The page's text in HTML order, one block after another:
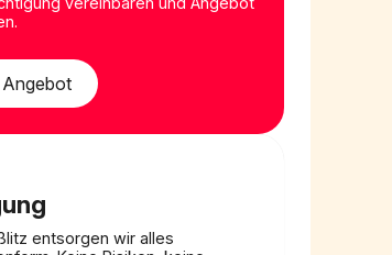
entsorgen wir alles